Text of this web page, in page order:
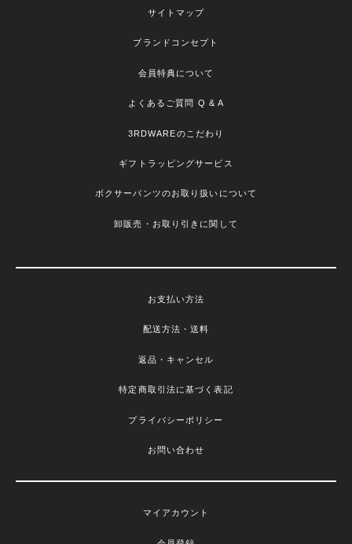
サイトマップ
ブランドコンセプト
会員特典について
よくあるご質問 Q & A
3RDWAREのこだわり
ギフトラッピングサービス
ボクサーパンツのお取り扱いについて
卸販売・お取り引きに関して
お支払い方法
配送方法・送料
返品・キャンセル
特定商取引法に基づく表記
プライバシーポリシー
お問い合わせ
マイアカウント